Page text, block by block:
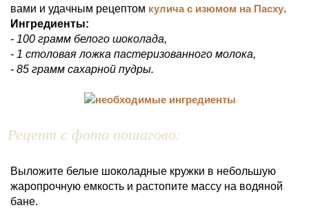
вами и удачным рецептом кулича с изюмом на Пасху.
Ингредиенты:
- 100 грамм белого шоколада,
- 1 столовая ложка пастеризованного молока,
- 85 грамм сахарной пудры.
Рецепт с фото пошагово:
Выложите белые шоколадные кружки в небольшую
жаропрочную емкость и растопите массу на водяной
бане.